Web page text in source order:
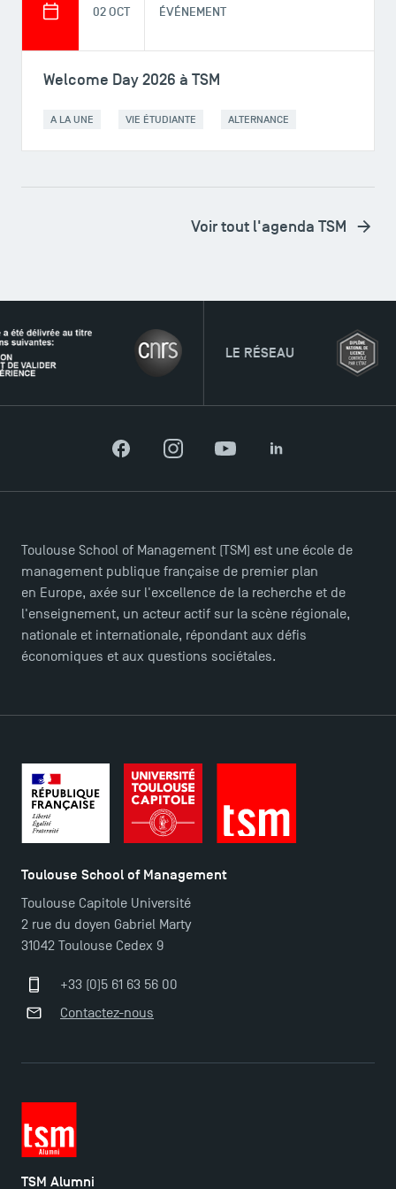
Programme et le Master Finance en décembre
2025 !
Ouverture des candidatures en Master pour 2024-
Trouvez votre Master pour l’année 2024-2025
02 OCT ÉVÉNEMENT
Welcome Day 2026 à TSM
A LA UNE VIE ÉTUDIANTE ALTERNANCE
Voir tout l'agenda TSM
LE RÉSEAU
FacebookInstagramYouTubeLinkedIn
Toulouse School of Management (TSM) est une école de
management publique française de premier plan
en Europe, axée sur l'excellence de la recherche et de
l'enseignement, un acteur actif sur la scène régionale,
nationale et internationale, répondant aux défis
économiques et aux questions sociétales.
Toulouse School of Management
Toulouse Capitole Université
2 rue du doyen Gabriel Marty
31042 Toulouse Cedex 9
+33 (0)5 61 63 56 00
Contactez-nous
TSM Alumni